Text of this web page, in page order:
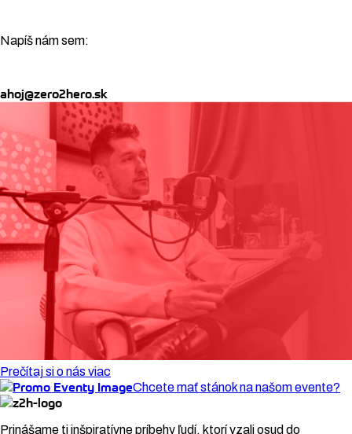
Napíš nám sem:
ahoj@zero2hero.sk
Prečítaj si o nás viac
Chcete mať stánok na našom evente?
Prinášame ti inšpiratívne príbehy ľudí, ktorí vzali osud do